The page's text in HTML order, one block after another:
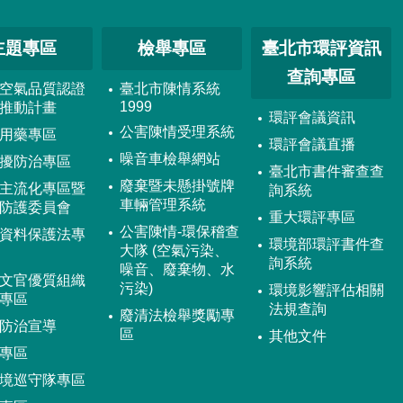
題專區
氣品質認證
動計畫
藥專區
防治專區
流化專區暨
護委員會
料保護法專
官優質組織
區
治宣導
區
巡守隊專區
檢舉專區
臺北市陳情系統
1999
公害陳情受理系統
噪音車檢舉網站
廢棄暨未懸掛號牌
車輛管理系統
公害陳情-環保稽查
大隊 (空氣污染、
噪音、廢棄物、水
污染)
廢清法檢舉獎勵專
區
臺北市環評資訊
查詢專區
環評會議資訊
環評會議直播
臺北市書件審查查
詢系統
重大環評專區
環境部環評書件查
詢系統
環境影響評估相關
法規查詢
其他文件